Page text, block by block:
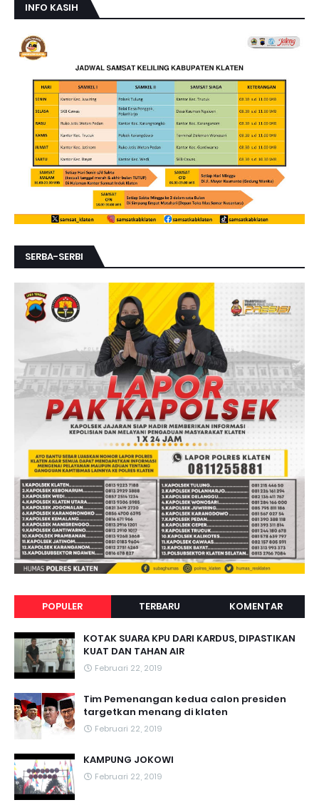
INFO KASIH
SERBA-SERBI
POPULER TERBARU KOMENTAR
KOTAK SUARA KPU DARI KARDUS, DIPASTIKAN
KUAT DAN TAHAN AIR
Februari 22, 2019
Tim Pemenangan kedua calon presiden
targetkan menang di klaten
Februari 22, 2019
KAMPUNG JOKOWI
Februari 22, 2019